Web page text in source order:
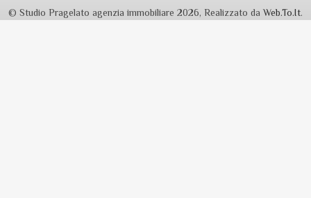
© Studio Pragelato agenzia immobiliare 2026, Realizzato da Web.To.It.